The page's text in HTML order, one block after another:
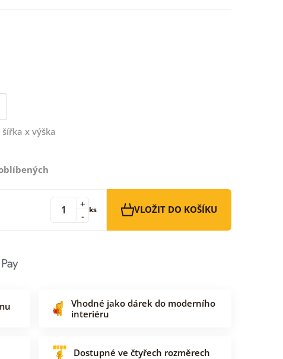
x výška
-
+ ks VLOŽIT DO KOŠÍKU
Vhodné jako dárek do moderního
interiéru
Dostupné ve čtyřech rozměrech